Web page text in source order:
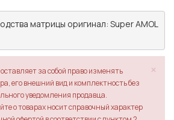
матрицы оригинал: Super AMOL
×
за собой право изменять
его внешний вид и комплектность без
уведомления продавца.
о товарах носит справочный характер